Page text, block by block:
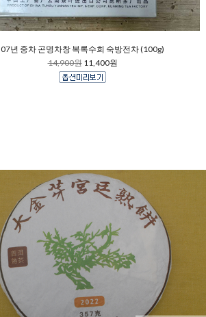
07년 중차 곤명차창 복록수희 숙방전차 (100g)
14,900원 11,400원